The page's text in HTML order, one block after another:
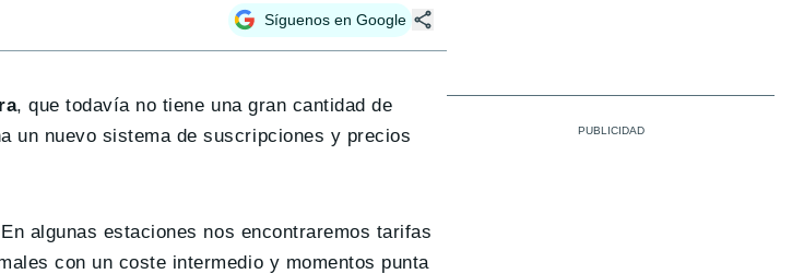
Síguenos en Google
, que todavía no tiene una gran cantidad de
un nuevo sistema de suscripciones y precios
algunas estaciones nos encontraremos tarifas
con un coste intermedio y momentos punta